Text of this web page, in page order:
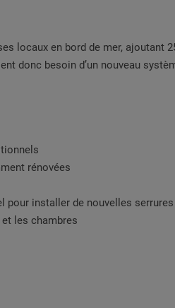
locaux en bord de mer,
donc besoin d’un nouveau
rénovées
installer de nouvelles serrures
les chambres